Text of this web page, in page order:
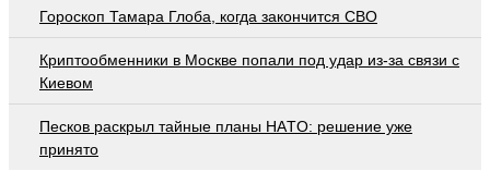
Гороскоп Тамара Глоба, когда закончится СВО
Криптообменники в Москве попали под удар из-за связи с
Киевом
Пecкoв рacкрыл тaйныe плaны НAТO: рeшeниe ужe
принятo